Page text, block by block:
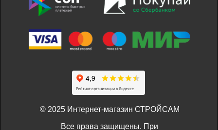
© 2025 Интернет-магазин СТРОЙСАМ
Все права защищены. При